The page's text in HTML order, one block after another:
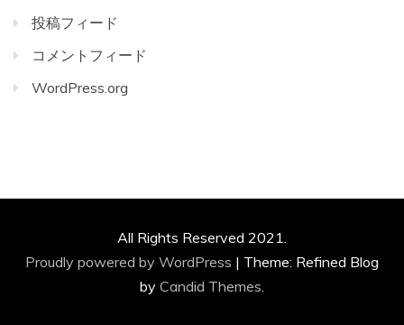
投稿フィード
コメントフィード
WordPress.org
All Rights Reserved 2021.
Proudly powered by WordPress | Theme: Refined Blog
by Candid Themes.